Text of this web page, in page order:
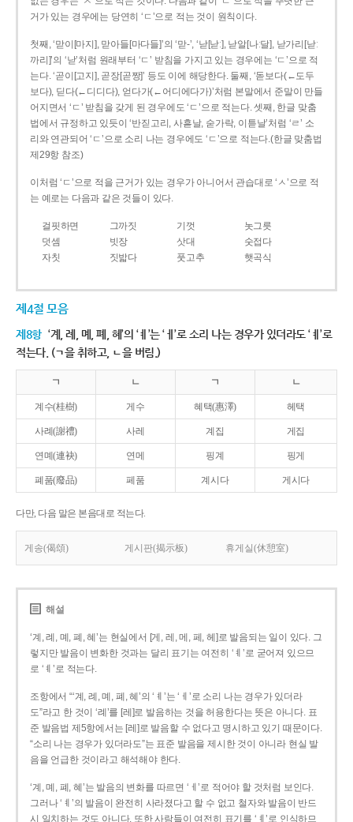
거가 있는 경우에는 당연히 ‘ㄷ’으로 적는 것이 원칙이다.
첫째, ‘맏이[마지], 맏아들[마다들]’의 ‘맏-’, ‘낟[낟ː], 낟알[나ː달], 낟가리[낟ː
까리]’의 ‘낟’처럼 원래부터 ‘ㄷ’ 받침을 가지고 있는 경우에는 ‘ㄷ’으로 적
는다. ‘곧이[고지], 곧장[곧짱]’ 등도 이에 해당한다. 둘째, ‘돋보다(←도두
보다), 딛다(←디디다), 얻다가(←어디에다가)’처럼 본말에서 준말이 만들
어지면서 ‘ㄷ’ 받침을 갖게 된 경우에도 ‘ㄷ’으로 적는다. 셋째, 한글 맞춤
법에서 규정하고 있듯이 ‘반짇고리, 사흗날, 숟가락, 이튿날’처럼 ‘ㄹ’ 소
리와 연관되어 ‘ㄷ’으로 소리 나는 경우에도 ‘ㄷ’으로 적는다.(한글 맞춤법
제29항 참조)
이처럼 ‘ㄷ’으로 적을 근거가 있는 경우가 아니어서 관습대로 ‘ㅅ’으로 적
는 예로는 다음과 같은 것들이 있다.
걸핏하면 그까짓 기껏
놋그릇
덧셈
빗장 삿대
숫접다
자칫
짓밟다 풋고추 햇곡식
제4절 모음
제8항 ‘계, 례, 몌, 폐, 혜’의 ‘ㅖ’는 ‘ㅔ’로 소리 나는 경우가 있더라도 ‘ㅖ’로
적는다. (ㄱ을 취하고, ㄴ을 버림.)
ㄱ ㄴ ㄱ ㄴ
계수(桂樹) 게수 혜택(惠澤) 헤택
사례(謝禮) 사레 계집 게집
연몌(連袂) 연메 핑계 핑게
폐품(廢品) 페품 계시다 게시다
다만, 다음 말은 본음대로 적는다.
게송(偈頌) 게시판(揭示板) 휴게실(休憩室)
해설
‘계, 례, 몌, 폐, 혜’는 현실에서 [게, 레, 메, 페, 헤]로 발음되는 일이 있다. 그
렇지만 발음이 변화한 것과는 달리 표기는 여전히 ‘ㅖ’로 굳어져 있으므
로 ‘ㅖ’로 적는다.
조항에서 “‘계, 례, 몌, 폐, 혜’의 ‘ㅖ’는 ‘ㅔ’로 소리 나는 경우가 있더라
도”라고 한 것이 ‘례’를 [레]로 발음하는 것을 허용한다는 뜻은 아니다. 표
준 발음법 제5항에서는 [레]로 발음할 수 없다고 명시하고 있기 때문이다.
“소리 나는 경우가 있더라도”는 표준 발음을 제시한 것이 아니라 현실 발
음을 언급한 것이라고 해석해야 한다.
‘계, 몌, 폐, 혜’는 발음의 변화를 따르면 ‘ㅔ’로 적어야 할 것처럼 보인다.
그러나 ‘ㅖ’의 발음이 완전히 사라졌다고 할 수 없고 철자와 발음이 반드
시 일치하는 것도 아니다. 또한 사람들이 여전히 표기를 ‘ㅖ’로 인식하므